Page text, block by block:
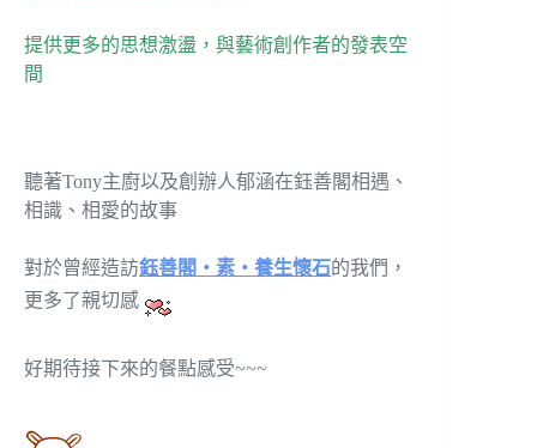
提供更多的思想激盪，與藝術創作者的發表空
間
聽著Tony主廚以及創辦人郁涵在鈺善閣相遇、
相識、相愛的故事
對於曾經造訪鈺善閣‧素‧養生懷石的我們，
更多了親切感
好期待接下來的餐點感受~~~